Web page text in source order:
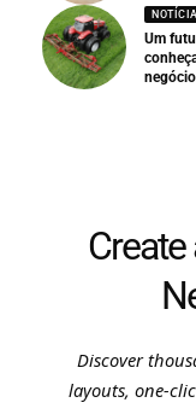
Um
Discover
layouts, one-